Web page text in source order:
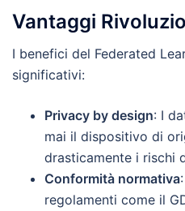
Vantaggi
I benefici del Federated
significativi:
Privacy by design: I
mai il dispositivo di
drasticamente i rischi
Conformità normativa
regolamenti come il